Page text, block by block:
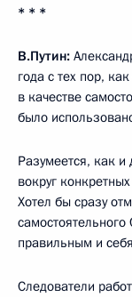
* * *
В.Путин:
года с тех пор,
в качестве
было
Разумеется, как
вокруг
Хотел бы сразу
правильным и
Следователи